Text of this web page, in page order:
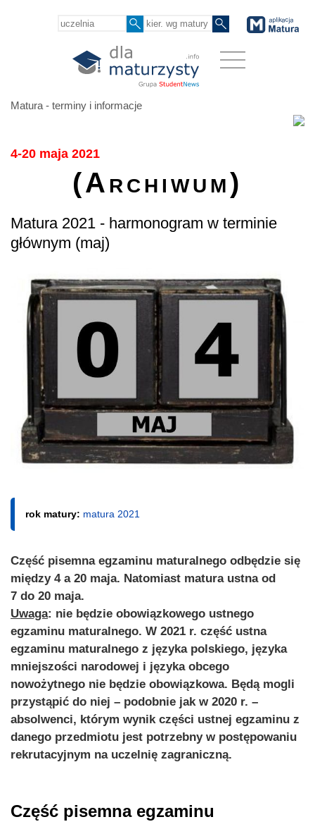
Matura - terminy i informacje
4-20 maja 2021
(Archiwum)
Matura 2021 - harmonogram w terminie
głównym (maj)
rok matury: matura 2021
Część pisemna egzaminu maturalnego odbędzie się
między 4 a 20 maja. Natomiast matura ustna od
7 do 20 maja.
Uwaga: nie będzie obowiązkowego ustnego
egzaminu maturalnego. W 2021 r. część ustna
egzaminu maturalnego z języka polskiego, języka
mniejszości narodowej i języka obcego
nowożytnego nie będzie obowiązkowa. Będą mogli
przystąpić do niej – podobnie jak w 2020 r. –
absolwenci, którym wynik części ustnej egzaminu z
danego przedmiotu jest potrzebny w postępowaniu
rekrutacyjnym na uczelnię zagraniczną.
Część pisemna egzaminu